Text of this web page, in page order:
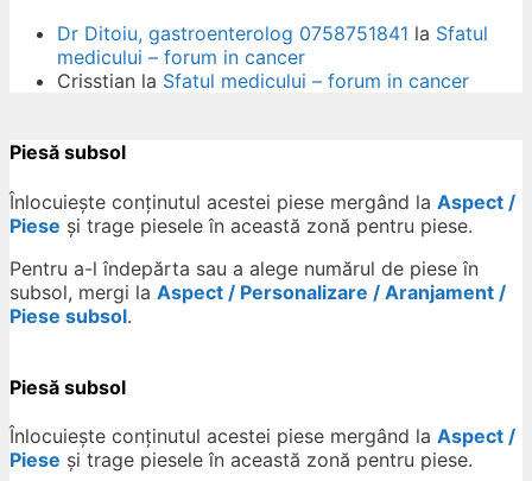
Dr Ditoiu, gastroenterolog 0758751841 la Sfatul
medicului – forum in cancer
Crisstian la Sfatul medicului – forum in cancer
Piesă subsol
Înlocuiește conținutul acestei piese mergând la Aspect /
Piese și trage piesele în această zonă pentru piese.
Pentru a-l îndepărta sau a alege numărul de piese în
subsol, mergi la Aspect / Personalizare / Aranjament /
Piese subsol.
Piesă subsol
Înlocuiește conținutul acestei piese mergând la Aspect /
Piese și trage piesele în această zonă pentru piese.